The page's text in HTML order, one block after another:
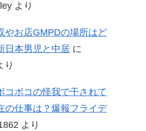
より
やお店GMPDの場所はど
日本男児と中居 に
り
コボコの怪我で干されて
の仕事は？爆報フライデ
より